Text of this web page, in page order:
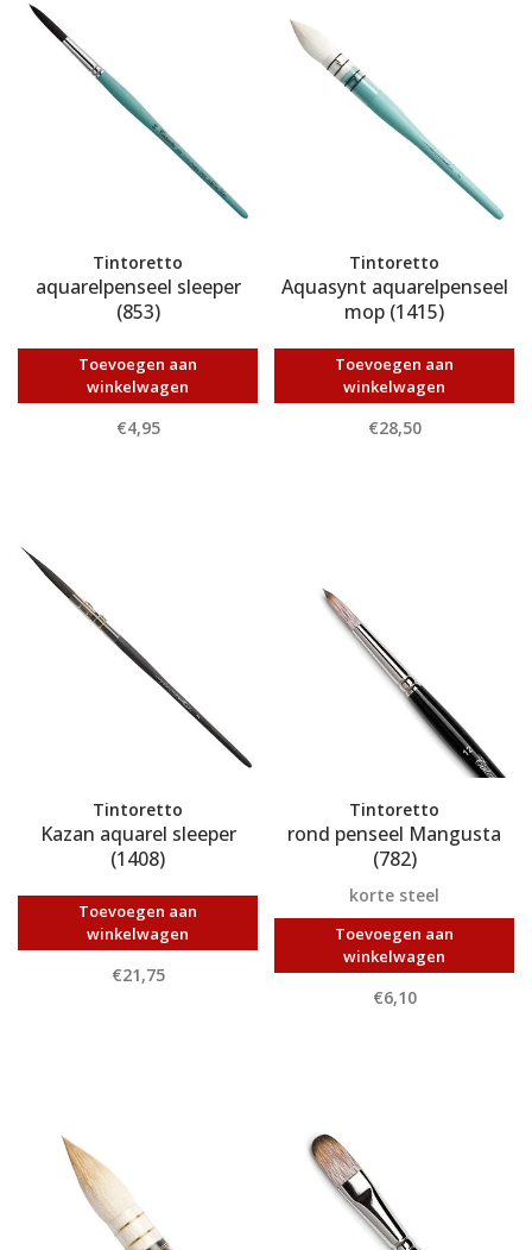
Tintoretto
aquarelpenseel sleeper
(853)
Toevoegen aan
winkelwagen
€4,95
Tintoretto
Aquasynt aquarelpenseel
mop (1415)
Toevoegen aan
winkelwagen
€28,50
Tintoretto
Kazan aquarel sleeper
(1408)
Toevoegen aan
winkelwagen
€21,75
Tintoretto
rond penseel Mangusta
(782)
korte steel
Toevoegen aan
winkelwagen
€6,10